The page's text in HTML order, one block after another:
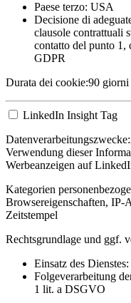
Paese terzo: USA
Decisione di
clausole contrattuali
contatto del punto 1,
GDPR
Durata dei cookie:90 giorni
LinkedIn Insight Tag
Datenverarbeitungszwecke:
Verwendung dieser
Werbeanzeigen auf
Kategorien
Browsereigenschaften, IP-
Zeitstempel
Rechtsgrundlage und ggf.
Einsatz des
Folgeverarbeitung
1 lit. a DSGVO